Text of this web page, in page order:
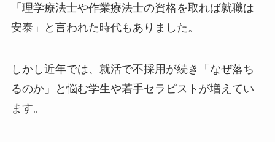
「理学療法士や作業療法士の資格を取れば就職は
安泰」と言われた時代もありました。
しかし近年では、就活で不採用が続き「なぜ落ち
るのか」と悩む学生や若手セラピストが増えてい
ます。